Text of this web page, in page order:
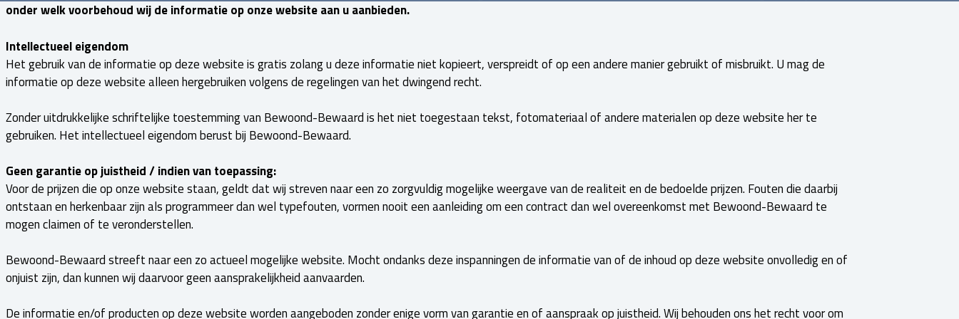
onder welk voorbehoud wij de informatie op onze website aan u aanbieden.
Intellectueel eigendom
Het gebruik van de informatie op deze website is gratis zolang u deze informatie niet kopieert, verspreidt of op een andere manier gebruikt of misbruikt. U mag de
informatie op deze website alleen hergebruiken volgens de regelingen van het dwingend recht.
Zonder uitdrukkelijke schriftelijke toestemming van Bewoond-Bewaard is het niet toegestaan tekst, fotomateriaal of andere materialen op deze website her te
gebruiken. Het intellectueel eigendom berust bij Bewoond-Bewaard.
Geen garantie op juistheid / indien van toepassing:
Voor de prijzen die op onze website staan, geldt dat wij streven naar een zo zorgvuldig mogelijke weergave van de realiteit en de bedoelde prijzen. Fouten die daarbij
ontstaan en herkenbaar zijn als programmeer dan wel typefouten, vormen nooit een aanleiding om een contract dan wel overeenkomst met Bewoond-Bewaard te
mogen claimen of te veronderstellen.
Bewoond-Bewaard streeft naar een zo actueel mogelijke website. Mocht ondanks deze inspanningen de informatie van of de inhoud op deze website onvolledig en of
onjuist zijn, dan kunnen wij daarvoor geen aansprakelijkheid aanvaarden.
De informatie en/of producten op deze website worden aangeboden zonder enige vorm van garantie en of aanspraak op juistheid. Wij behouden ons het recht voor om